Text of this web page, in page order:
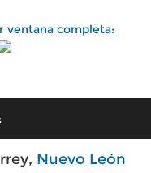
ventana completa:
Nuevo León